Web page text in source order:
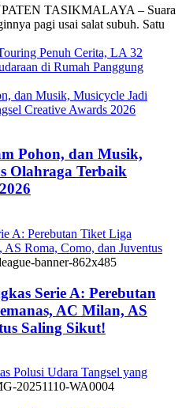
TASIKMALAYA – Suara
pagi usai salat subuh. Satu
Penuh Cerita, LA 32
di Rumah Panggung
dan Musik, Musicycle Jadi
Creative Awards 2026
Pohon, dan Musik,
Olahraga Terbaik
A: Perebutan Tiket Liga
Roma, Como, dan Juventus
Serie A: Perebutan
AC Milan, AS
Saling Sikut!
Polusi Udara Tangsel yang